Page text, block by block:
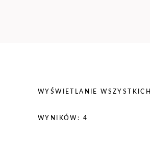
WYŚWIETLANIE WSZYSTKICH
WYNIKÓW: 4